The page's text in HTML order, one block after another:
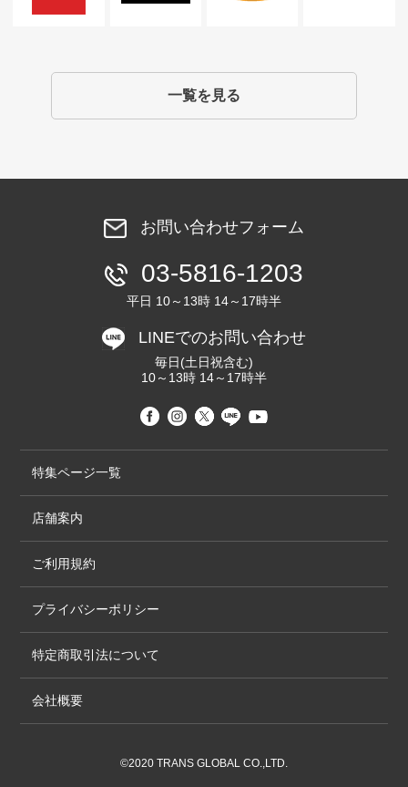
一覧を見る
お問い合わせフォーム
03-5816-1203
平日 10～13時 14～17時半
LINEでのお問い合わせ
毎日(土日祝含む)
10～13時 14～17時半
特集ページ一覧
店舗案内
ご利用規約
プライバシーポリシー
特定商取引法について
会社概要
©2020 TRANS GLOBAL CO.,LTD.